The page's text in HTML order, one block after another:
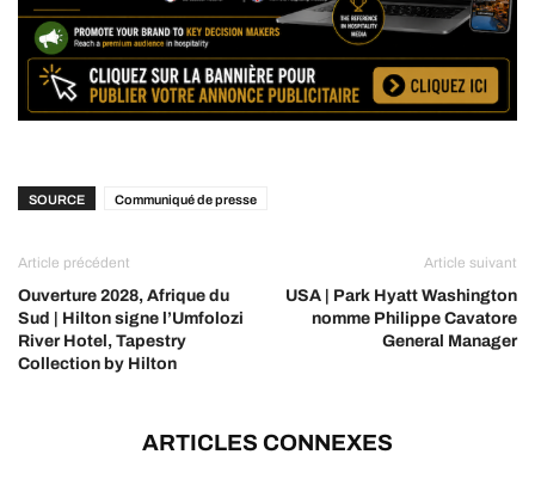
SOURCE Communiqué de presse
Article précédent
Ouverture 2028, Afrique du
Sud | Hilton signe l’Umfolozi
River Hotel, Tapestry
Collection by Hilton
Article suivant
USA | Park Hyatt Washington
nomme Philippe Cavatore
General Manager
ARTICLES CONNEXES